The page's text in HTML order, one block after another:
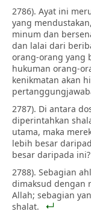
2786). Ayat ini
yang
minum dan
dan lalai dari
orang-orang yang
hukuman orang-
kenikmatan akan
2787). Di antara
diperintahkan
utama, maka
lebih besar
besar daripada ini?
2788). Sebagian
dimaksud dengan
Allah; sebagian
shalat.